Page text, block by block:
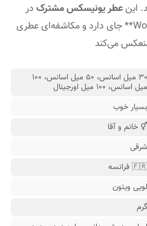
عطر یونیسکس مشترک در
خانواده بویایی **Woody Oriental** جای دارد و مکاشفه‌ای عطری
منعکس می‌کند
30 میل اسانس، 50 میل اسانس، 100
میل اسانس، 100 میل اورجینال
بسیار خوب
⚥ خانم و آقا
شرقی
🇫🇷 فرانسه
لویی ویتون
گرم
جیونچی زنانه
گوچی مردانه